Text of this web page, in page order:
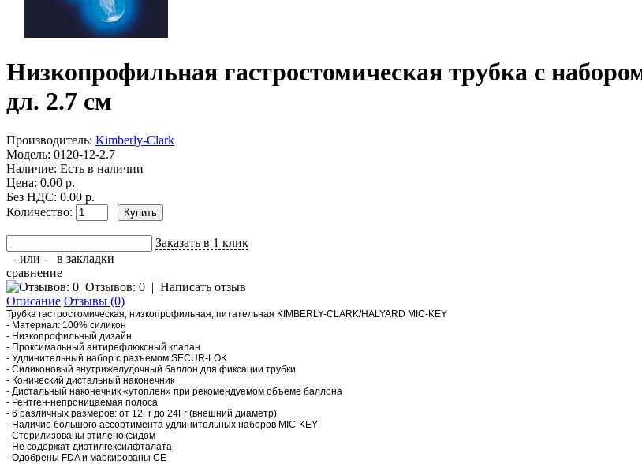
Низкопрофильная гастростомическая трубка с
дл. 2.7 см
Производитель: Kimberly-Clark
Модель: 0120-12-2.7
Наличие: Есть в наличии
Цена: 0.00 р.
Без НДС: 0.00 р.
Количество:
Заказать в 1 клик
- или -
в закладки
сравнение
Отзывов: 0 | Написать отзыв
Описание Отзывы (0)
Трубка гастростомическая, низкопрофильная, питательная KIMBERLY-CLARK/HALYARD MIC-KEY
- Материал: 100% силикон
- Низкопрофильный дизайн
- Проксимальный антирефлюксный клапан
- Удлинительный набор с разъемом SECUR-LOK
- Силиконовый внутрижелудочный баллон для фиксации трубки
- Конический дистальный наконечник
- Дистальный наконечник «утоплен» при рекомендуемом объеме баллона
- Рентген-непроницаемая полоса
- 6 различных размеров: от 12Fr до 24Fr (внешний диаметр)
- Наличие большого ассортимента удлинительных наборов MIC-KEY
- Стерилизованы этиленоксидом
- Не содержат диэтилгексилфталата
- Одобрены FDA и маркированы CE